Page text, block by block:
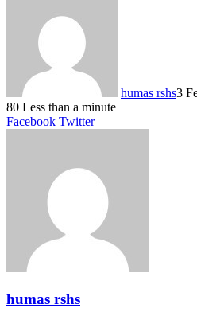
humas rshs3
80 Less than a minute
Facebook TwitterLinkedIn
Tumblr
Pinterest
Reddit
VKontakte
Share
Print
humas rshs